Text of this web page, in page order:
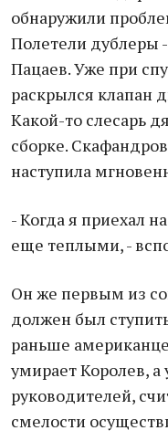
обнаружили
Полетели дублеры
Пацаев. Уже при
раскрылся клапан
Какой-то слесарь
сборке.
наступила
- Когда я приехал
еще теплыми, -
Он же первым из
должен был
раньше
умирает Королев,
руководителей,
смелости